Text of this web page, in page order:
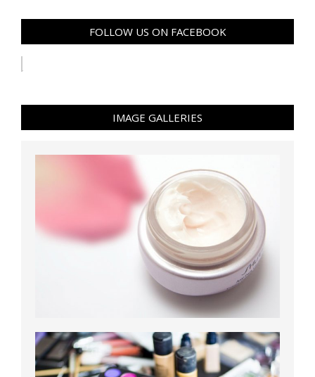
FOLLOW US ON FACEBOOK
IMAGE GALLERIES